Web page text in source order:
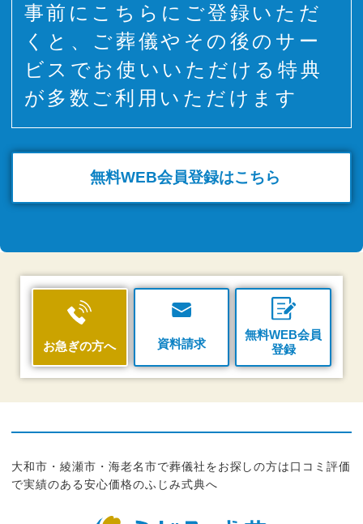
事前にこちらにご登録いただ
くと、ご葬儀やその後のサー
ビスでお使いいただける特典
が多数ご利用いただけます
無料WEB会員登録はこちら
お急ぎの方へ 資料請求
無料WEB会員
登録
大和市・綾瀬市・海老名市で葬儀社をお探しの方は口コミ評価
で実績のある安心価格のふじみ式典へ